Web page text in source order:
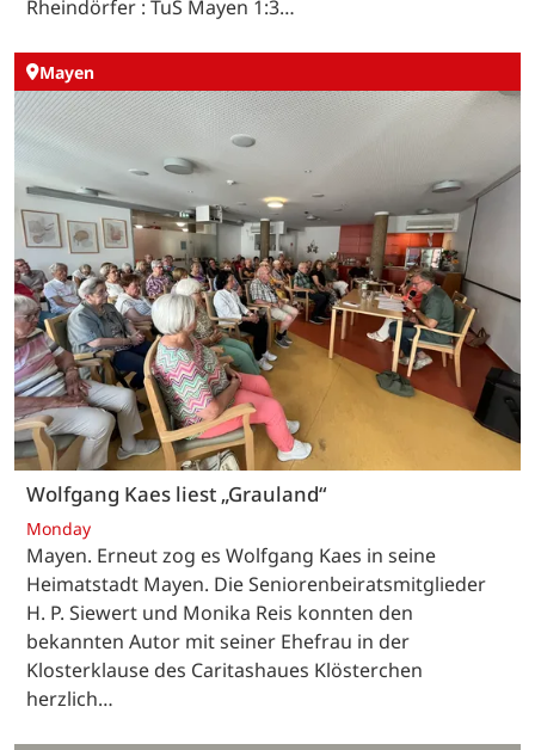
Rheindörfer : TuS Mayen 1:3…
Mayen
Wolfgang Kaes liest „Grauland“
Monday
Mayen. Erneut zog es Wolfgang Kaes in seine
Heimatstadt Mayen. Die Seniorenbeiratsmitglieder
H. P. Siewert und Monika Reis konnten den
bekannten Autor mit seiner Ehefrau in der
Klosterklause des Caritashaues Klösterchen
herzlich…